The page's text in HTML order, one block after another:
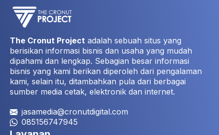
The Cronut Project adalah sebuah situs yang
berisikan informasi bisnis dan usaha yang mudah
dipahami dan lengkap. Sebagian besar informasi
bisnis yang kami berikan diperoleh dari pengalaman
kami, selain itu, ditambahkan pula dari berbagai
sumber media cetak, elektronik dan internet.
jasamedia@cronutdigital.com
085156747945